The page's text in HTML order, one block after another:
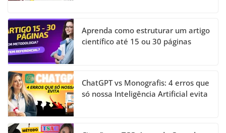
Aprenda como estruturar um artigo
científico até 15 ou 30 páginas
ChatGPT vs Monografis: 4 erros que
só nossa Inteligência Artificial evita